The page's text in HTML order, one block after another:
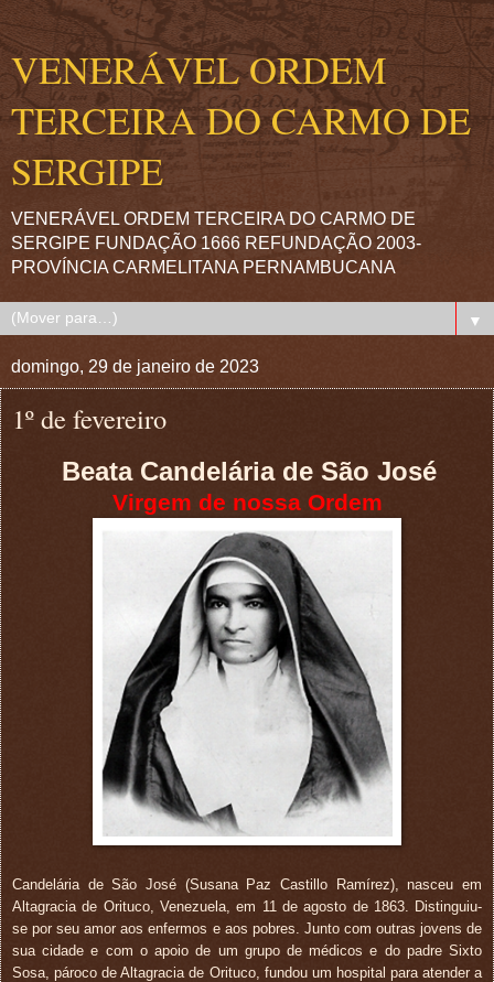
VENERÁVEL ORDEM
TERCEIRA DO CARMO DE
SERGIPE
VENERÁVEL ORDEM TERCEIRA DO CARMO DE
SERGIPE FUNDAÇÃO 1666 REFUNDAÇÃO 2003-
PROVÍNCIA CARMELITANA PERNAMBUCANA
▼
domingo, 29 de janeiro de 2023
1º de fevereiro
Beata Candelária de São José
Virgem de nossa Ordem
Candelária de São José (Susana Paz Castillo Ramírez), nasceu em
Altagracia de Orituco, Venezuela, em 11 de agosto de 1863. Distinguiu-
se por seu amor aos enfermos e aos pobres. Junto com outras jovens de
sua cidade e com o apoio de um grupo de médicos e do padre Sixto
Sosa, pároco de Altagracia de Orituco, fundou um hospital para atender a